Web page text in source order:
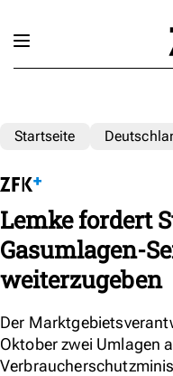
Startseite
Lemke fordert
Gasumlagen-
weiterzugeben
Der
Oktober zwei Umlagen